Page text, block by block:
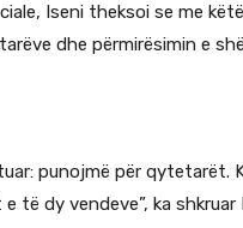
Iseni theksoi se me
dhe përmirësimin e
punojmë për qytetarët.
të dy vendeve”, ka shkruar